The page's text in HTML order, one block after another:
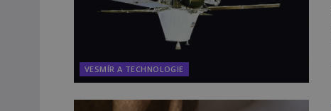
VESMÍR A TECHNOLOGIE